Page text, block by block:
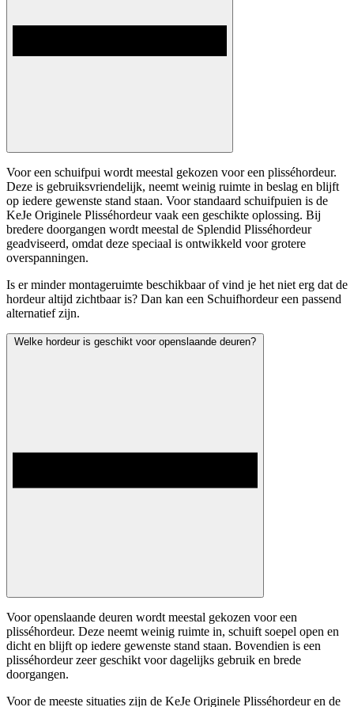
Voor een schuifpui wordt meestal gekozen voor een plisséhordeur.
Deze is gebruiksvriendelijk, neemt weinig ruimte in beslag en blijft
op iedere gewenste stand staan. Voor standaard schuifpuien is de
KeJe Originele Plisséhordeur vaak een geschikte oplossing. Bij
bredere doorgangen wordt meestal de Splendid Plisséhordeur
geadviseerd, omdat deze speciaal is ontwikkeld voor grotere
overspanningen.
Is er minder montageruimte beschikbaar of vind je het niet erg dat de
hordeur altijd zichtbaar is? Dan kan een Schuifhordeur een passend
alternatief zijn.
Welke hordeur is geschikt voor openslaande deuren?
Voor openslaande deuren wordt meestal gekozen voor een
plisséhordeur. Deze neemt weinig ruimte in, schuift soepel open en
dicht en blijft op iedere gewenste stand staan. Bovendien is een
plisséhordeur zeer geschikt voor dagelijks gebruik en brede
doorgangen.
Voor de meeste situaties zijn de KeJe Originele Plisséhordeur en de